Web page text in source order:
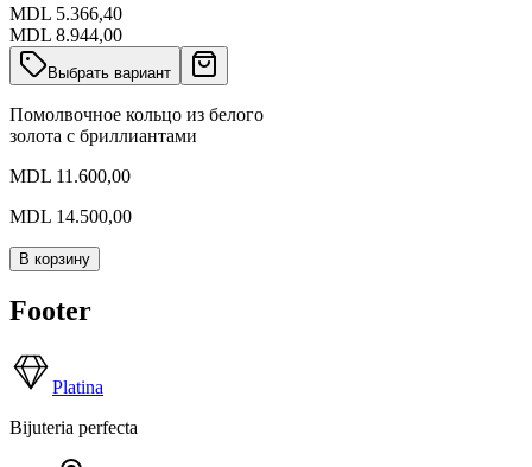
MDL 5.366,40
MDL 8.944,00
Выбрать вариант
Помолвочное кольцо из белого
золота с бриллиантами
MDL 11.600,00
MDL 14.500,00
В корзину
Footer
Platina
Bijuteria perfecta